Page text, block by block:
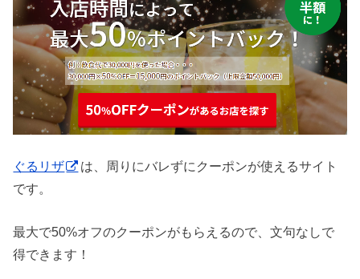
ぐるリザ
は、周りにバレずにクーポンが使えるサイト
です。
最大で50%オフのクーポンがもらえるので、文句なしで
得できます！